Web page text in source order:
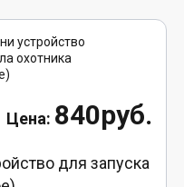
840руб.
для запуска